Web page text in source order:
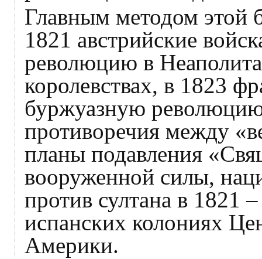
Главным методом этой
1821 австрийские
революцию в
королевствах, в 1823
буржуазную
противоречия между
планы подавления
вооруженной силы,
против султана в 1821
испанских колониях
Америки.